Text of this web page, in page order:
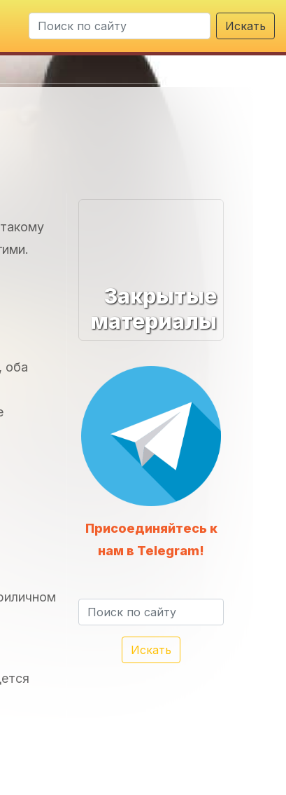
Искать
оба
Закрытые
материалы
Присоединяйтесь к
нам в Telegram!
Искать